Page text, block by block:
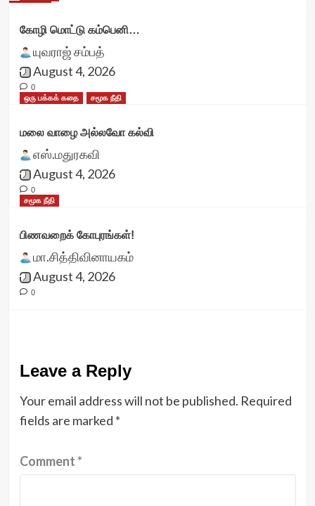
கோழி மொட்டு கம்பெனி…
யுவராஜ் சம்பத்
August 4, 2026
0
ஒரு பக்கக் கதை
சமூக நீதி
மலை வாழை அல்லவோ கல்வி
எஸ்.மதுரகவி
August 4, 2026
0
சமூக நீதி
பிணவறைக் கோபுரங்கள்!
மா.சித்திவினாயகம்
August 4, 2026
0
Leave a Reply
Your email address will not be published. Required
fields are marked *
Comment*